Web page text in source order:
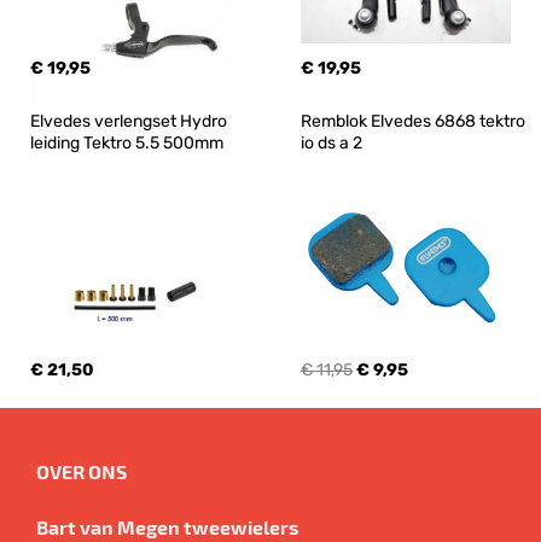
€ 19,95 € 19,95
Elvedes verlengset Hydro
leiding Tektro 5.5 500mm
€ 21,50
Remblok Elvedes 6868 tektro
io ds a 2
€ 11,95€ 9,95
OVER ONS
Bart van Megen tweewielers